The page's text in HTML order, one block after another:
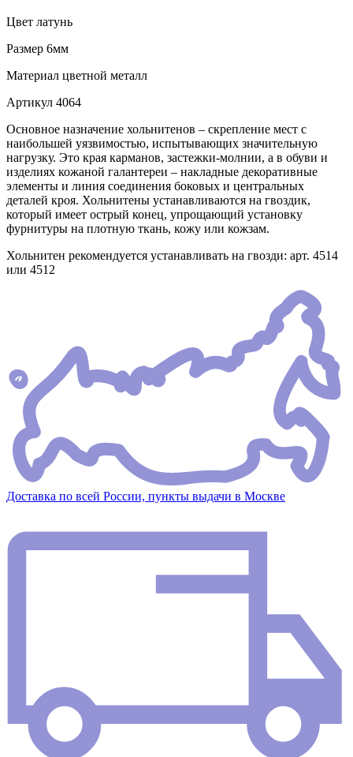
Цвет латунь
Размер 6мм
Материал цветной металл
Артикул 4064
Основное назначение хольнитенов – скрепление мест с
наибольшей уязвимостью, испытывающих значительную
нагрузку. Это края карманов, застежки-молнии, а в обуви и
изделиях кожаной галантереи – накладные декоративные
элементы и линия соединения боковых и центральных
деталей кроя. Хольнитены устанавливаются на гвоздик,
который имеет острый конец, упрощающий установку
фурнитуры на плотную ткань, кожу или кожзам.
Хольнитен рекомендуется устанавливать на гвозди: арт. 4514
или 4512
Доставка по всей России, пункты выдачи в Москве